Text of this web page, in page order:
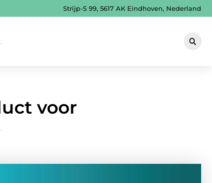
Strijp-S 99, 5617 AK Eindhoven, Nederland
voor